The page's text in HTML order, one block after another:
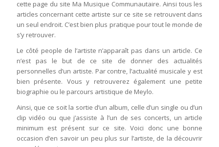
cette page du site Ma Musique Communautaire. Ainsi tous les
articles concernant cette artiste sur ce site se retrouvent dans
un seul endroit. C’est bien plus pratique pour tout le monde de
s’y retrouver.
Le côté people de l’artiste n’apparaît pas dans un article. Ce
n’est pas le but de ce site de donner des actualités
personnelles d’un artiste. Par contre, l’actualité musicale y est
bien présente. Vous y retrouverez également une petite
biographie ou le parcours artistique de Meylo.
Ainsi, que ce soit la sortie d’un album, celle d’un single ou d’un
clip vidéo ou que j’assiste à l’un de ses concerts, un article
minimum est présent sur ce site. Voici donc une bonne
occasion d’en savoir un peu plus sur l’artiste, de la découvrir